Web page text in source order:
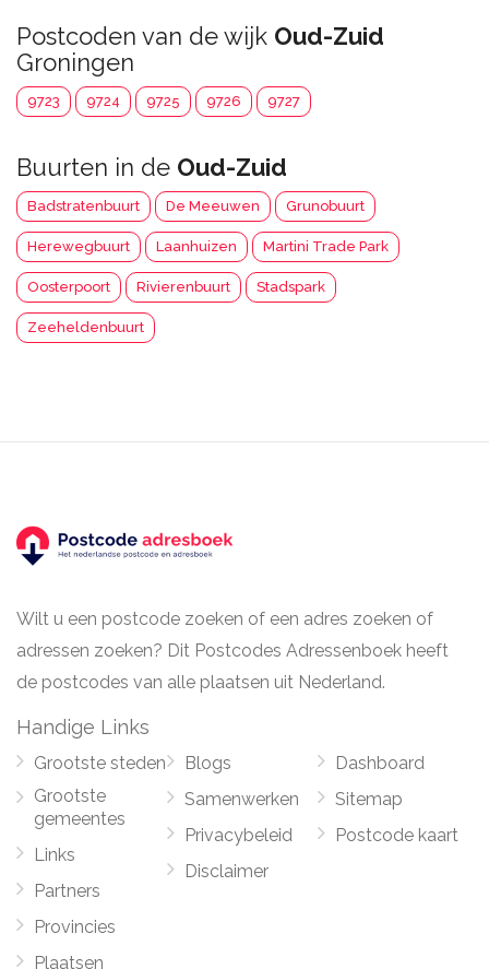
Postcoden van de wijk Oud-Zuid
Groningen
9723 9724 9725 9726 9727
Buurten in de Oud-Zuid
Badstratenbuurt De Meeuwen Grunobuurt
Herewegbuurt Laanhuizen Martini Trade Park
Oosterpoort Rivierenbuurt Stadspark
Zeeheldenbuurt
Wilt u een postcode zoeken of een adres zoeken of
adressen zoeken? Dit Postcodes Adressenboek heeft
de postcodes van alle plaatsen uit Nederland.
Handige Links
Grootste steden
Grootste
gemeentes
Links
Partners
Provincies
Plaatsen
Blogs
Samenwerken
Privacybeleid
Disclaimer
Dashboard
Sitemap
Postcode kaart